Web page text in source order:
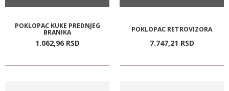
POKLOPAC KUKE PREDNJEG
BRANIKA
1.062,96 RSD
POKLOPAC RETROVIZORA
7.747,21 RSD